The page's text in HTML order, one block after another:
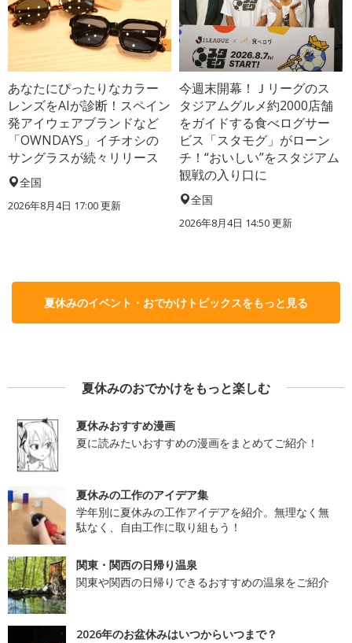
あなたにぴったりなカラー
レンズをAIが診断！スペイン
発アイウェアブランドなど
「OWNDAYS」イチオシの
サングラスが続々リリース
全国
2026年8月4日 17:00更新
今週末開幕！Ｊリーグのス
タジアムグルメ約2000店舗
をガイドする食べログサー
ビス「スタモグ」がローン
チ！“おいしい”をスタジアム
観戦の入り口に
全国
2026年8月4日 14:50更新
夏休みのイベント・おでかけトピックスをもっと見る
夏休みのおでかけをもっと楽しむ
夏休みおすすめ漫画
夏に読みたいおすすめの漫画をまとめてご紹介！
夏休みの工作のアイデア集
学年別に夏休みの工作アイデアを紹介。無理なく無
駄なく、自由工作に取り組もう！
関東・関西の日帰り温泉
関東や関西の日帰りできるおすすめの温泉をご紹介
2026年のお盆休みはいつからいつまで？